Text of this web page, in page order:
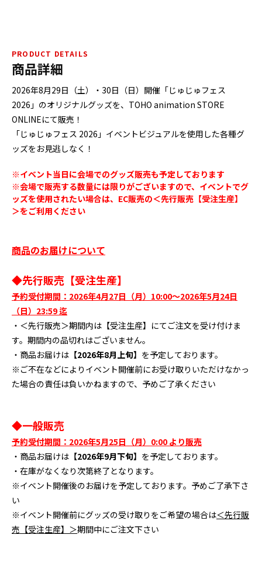
PRODUCT DETAILS
商品詳細
2026年8月29日（土）・30日（日）開催「じゅじゅフェス
2026」のオリジナルグッズを、TOHO animation STORE
ONLINEにて販売！
「じゅじゅフェス 2026」イベントビジュアルを使用した各種グ
ッズをお見逃しなく！
※イベント当日に会場でのグッズ販売も予定しております
※会場で販売する数量には限りがございますので、イベントでグ
ッズを使用されたい場合は、EC販売の＜先行販売【受注生産】
＞をご利用ください
商品のお届けについて
◆先行販売【受注生産】
予約受付期間：2026年4月27日（月）10:00～2026年5月24日
（日）23:59 迄
・＜先行販売＞期間内は【受注生産】にてご注文を受け付けま
す。期間内の品切れはございません。
・商品お届けは 【2026年8月上旬】 を予定しております。
※ご不在などによりイベント開催前にお受け取りいただけなかっ
た場合の責任は負いかねますので、予めご了承ください
◆一般販売
予約受付期間：2026年5月25日（月）0:00 より販売
・商品お届けは 【2026年9月下旬】 を予定しております。
・在庫がなくなり次第終了となります。
※イベント開催後のお届けを予定しております。予めご了承下さ
い
※イベント開催前にグッズの受け取りをご希望の場合は＜先行販
売【受注生産】＞期間中にご注文下さい